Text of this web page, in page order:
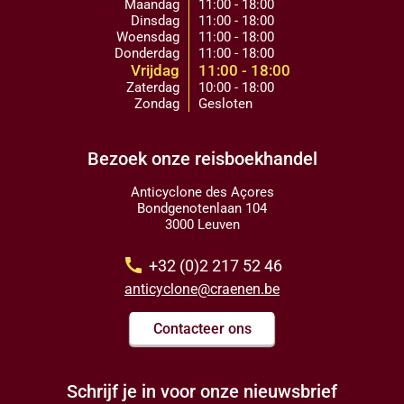
Maandag
Dinsdag
Woensdag
Donderdag
Vrijdag
Zaterdag
Zondag
11:00 - 18:00
11:00 - 18:00
11:00 - 18:00
11:00 - 18:00
11:00 - 18:00
10:00 - 18:00
Gesloten
Bezoek onze reisboekhandel
Anticyclone des Açores
Bondgenotenlaan 104
3000 Leuven
call +32 (0)2 217 52 46
anticyclone@craenen.be
Contacteer ons
Schrijf je in voor onze nieuwsbrief